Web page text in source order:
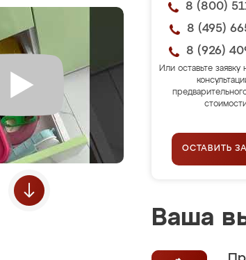
8 (800)
8 (495)
8 (926)
Или оставьте заявку
ОСТАВИТЬ
Ваша